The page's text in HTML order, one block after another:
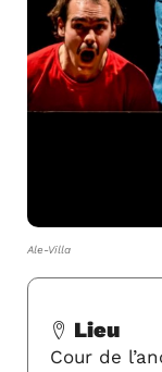
Ale-Villa
Lieu
Cour de